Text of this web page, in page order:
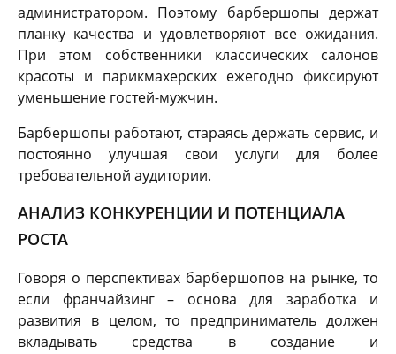
администратором. Поэтому барбершопы держат
планку качества и удовлетворяют все ожидания.
При этом собственники классических салонов
красоты и парикмахерских ежегодно фиксируют
уменьшение гостей-мужчин.
Барбершопы работают, стараясь держать сервис, и
постоянно улучшая свои услуги для более
требовательной аудитории.
АНАЛИЗ КОНКУРЕНЦИИ И ПОТЕНЦИАЛА
РОСТА
Говоря о перспективах барбершопов на рынке, то
если франчайзинг – основа для заработка и
развития в целом, то предприниматель должен
вкладывать средства в создание и